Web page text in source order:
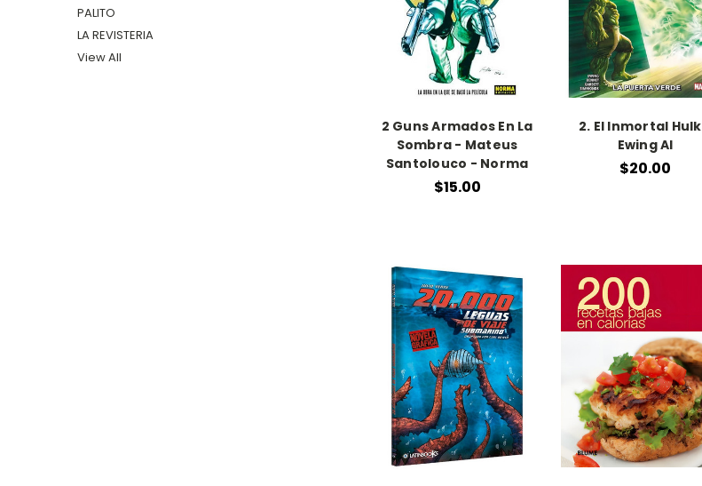
PALITO
LA REVISTERIA
View All
2 Guns Armados En La
Sombra - Mateus
Santolouco - Norma
$15.00
2. El Inmortal
Ewing Al
$20.00